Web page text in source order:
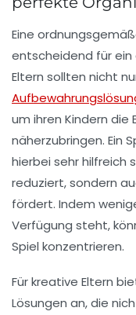
Eine
entscheidend für
Eltern sollten nicht
um ihren Kindern die
näherzubringen. Ein
hierbei sehr hilfreich
reduziert, sondern
fördert. Indem
Verfügung steht,
Spiel konzentrieren.
Für kreative Eltern
Lösungen an, die